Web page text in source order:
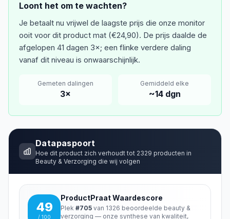
Loont het om te wachten?
Je betaalt nu vrijwel de laagste prijs die onze monitor
ooit voor dit product mat (€24,90). De prijs daalde de
afgelopen 41 dagen 3×; een flinke verdere daling
vanaf dit niveau is onwaarschijnlijk.
Gemeten dalingen
3×
Gemiddeld elke
~14dgn
Datapaspoort
Hoe dit product zich verhoudt tot 2329 producten in
Beauty & Verzorging die wij volgen
49
/ 100
ProductPraat Waardescore
Plek #705 van 1326 beoordeelde beauty &
verzorging — onze synthese van kwaliteit,